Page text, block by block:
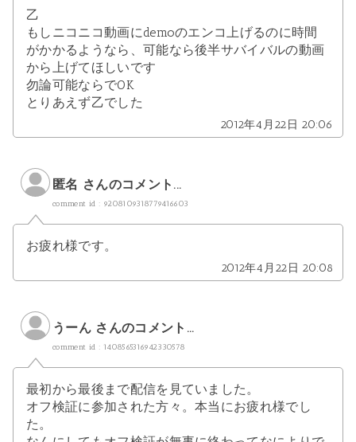
乙
もしニコニコ動画にdemoのエンコ上げるのに時間
がかかるようなら、可能なら後半サバイバルの動画
から上げてほしいです
勿論可能ならでOK
とりあえず乙でした
2012年4月22日 20:06
匿名 さんのコメント...
comment id : 9208109318779416603
お疲れ様です。
2012年4月22日 20:08
うーん さんのコメント...
comment id : 1408565316942330578
最初から最後まで配信を見ていました。
オフ検証に参加された方々。本当にお疲れ様でし
た。